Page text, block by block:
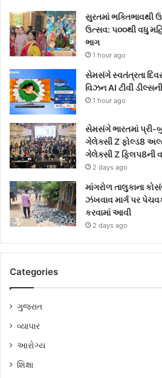
સુરતમાં ભક્તિભાવથી
ઉત્સવ: ૫૦૦થી વધુ
ભાગ
1 hour ago
સેમસંગે સ્વતંત્રતા
વિઝન AI ટીવી
1 hour ago
સેમસંગે ભારતમાં પ્રી-
ગેલેક્સી Z ફોલ્ડ8
ગેલેક્સી Z ફ્લિપ8ની
2 days ago
માંગરોળ તાલુકાના
ઝંખવાવ માર્ગ પર
કરવામાં આવી
2 days ago
Categories
ગુજરાત
વ્યાપાર
આરોગ્ય
શિક્ષા